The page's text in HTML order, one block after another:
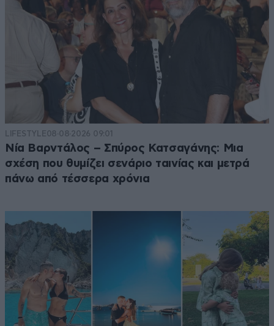
LIFESTYLE08·08·2026 09:01
Νία Βαρντάλος – Σπύρος Κατσαγάνης: Μια
σχέση που θυμίζει σενάριο ταινίας και μετρά
πάνω από τέσσερα χρόνια